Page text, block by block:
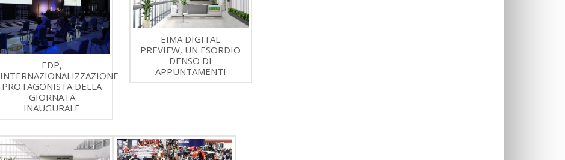
EDP,
INTERNAZIONALIZZAZIONE
PROTAGONISTA DELLA
GIORNATA
INAUGURALE
EIMA DIGITAL
PREVIEW, UN ESORDIO
DENSO DI
APPUNTAMENTI